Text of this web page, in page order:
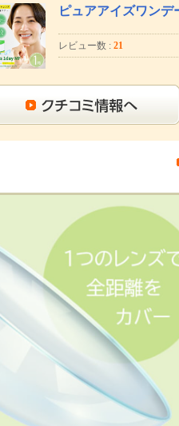
ピュアアイズワン
レビュー数 : 21